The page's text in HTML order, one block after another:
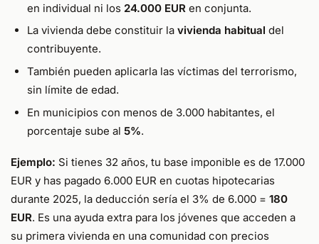
en individual ni los 24.000 EURen conjunta.
La vivienda debe constituir la vivienda habitual del
contribuyente.
También pueden aplicarla las víctimas del terrorismo,
sin límite de edad.
En municipios con menos de 3.000 habitantes, el
porcentaje sube al 5%.
Ejemplo: Si tienes 32 años, tu base imponible es de 17.000
EUR y has pagado 6.000 EUR en cuotas hipotecarias
durante 2025, la deducción sería el 3% de 6.000 = 180
EUR. Es una ayuda extra para los jóvenes que acceden a
su primera vivienda en una comunidad con precios